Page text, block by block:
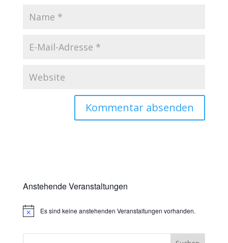
Anstehende Veranstaltungen
HinweisEs sind keine anstehenden Veranstaltungen vorhanden.